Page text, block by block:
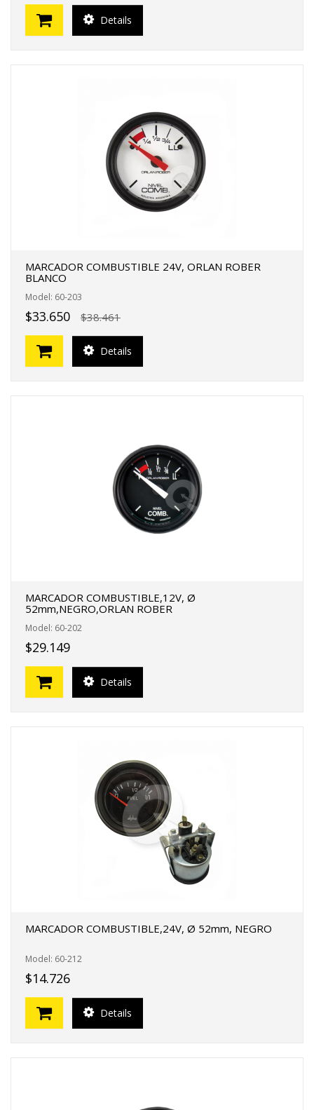
Details
MARCADOR COMBUSTIBLE 24V, ORLAN ROBER
BLANCO
Model: 60-203
$33.650 $38.461
Details
MARCADOR COMBUSTIBLE,12V, Ø
52mm,NEGRO,ORLAN ROBER
Model: 60-202
$29.149
Details
MARCADOR COMBUSTIBLE,24V, Ø 52mm, NEGRO
Model: 60-212
$14.726
Details